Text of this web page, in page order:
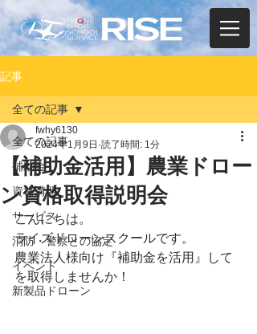
記事
全ての記事
補助金
資格講習
サービス
消防・警察との協定
イベント
新製品ドローン
全ての記事
【補助金活用】農業ドロー
ン資格取得説明会
fwhy6130
2024年1月9日 読了時間: 1分
こんにちは。
ライズドローンスクールです。
農業法人様向け『補助金を活用』して
を取得しませんか！